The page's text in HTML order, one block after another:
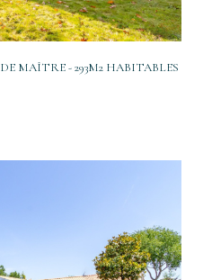
MAÎTRE - 293M2 HABITABLES